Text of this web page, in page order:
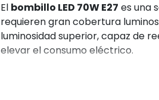
El bombillo LED 70W E27 es una
requieren gran cobertura
luminosidad superior, capaz de
elevar el consumo eléctrico.